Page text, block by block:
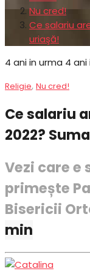
Nu cred!
Ce salariu
uriaşă!
4 ani in urma 4 ani
Religie, Nu cred!
Ce salariu
2022?
Vezi care e
primește
Bisericii
min